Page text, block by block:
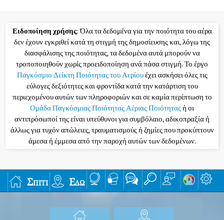
Ειδοποίηση χρήσης: Όλα τα δεδομένα για την ποιότητα του αέρα
δεν έχουν εγκριθεί κατά τη στιγμή της δημοσίευσης και, λόγω της
διασφάλισης της ποιότητας, τα δεδομένα αυτά μπορούν να
τροποποιηθούν χωρίς προειδοποίηση ανά πάσα στιγμή. Το έργο
Παγκόσμιο Δείκτη Ποιότητας του Αερίουέχει ασκήσει όλες τις
εύλογες δεξιότητες και φροντίδα κατά την κατάρτιση του
περιεχομένου αυτών των πληροφοριών και σε καμία περίπτωση το
Ομάδα Παγκόσμιας Ποιότητας Αέριας Ποιότηταςή οι
αντιπρόσωποί της είναι υπεύθυνοι για συμβόλαιο, αδικοπραξία ή
άλλως για τυχόν απώλειες, τραυματισμούς ή ζημίες που προκύπτουν
άμεσα ή έμμεσα από την παροχή αυτών των δεδομένων.
Σπίτι Εδώ